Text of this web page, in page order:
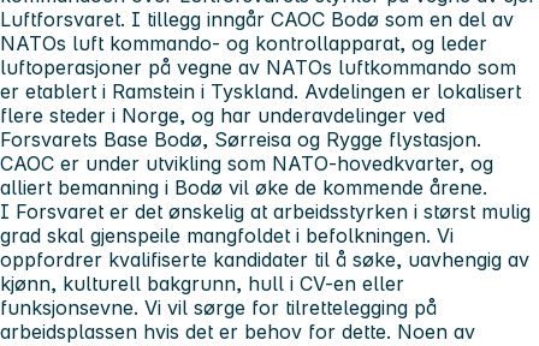
Luftforsvaret. I tillegg inngår CAOC Bodø som en del av
NATOs luft kommando- og kontrollapparat, og leder
luftoperasjoner på vegne av NATOs luftkommando som
er etablert i Ramstein i Tyskland. Avdelingen er lokalisert
flere steder i Norge, og har underavdelinger ved
Forsvarets Base Bodø, Sørreisa og Rygge flystasjon.
CAOC er under utvikling som NATO-hovedkvarter, og
alliert bemanning i Bodø vil øke de kommende årene.
I Forsvaret er det ønskelig at arbeidsstyrken i størst mulig
grad skal gjenspeile mangfoldet i befolkningen. Vi
oppfordrer kvalifiserte kandidater til å søke, uavhengig av
kjønn, kulturell bakgrunn, hull i CV-en eller
funksjonsevne. Vi vil sørge for tilrettelegging på
arbeidsplassen hvis det er behov for dette. Noen av